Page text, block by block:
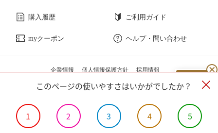
購入履歴 ご利用ガイド
myクーポン ヘルプ・問い合わせ
企業情報 個人情報保護方針 採用情報
このページの使いやすさはいかがでしたか？
1 2 3 4 5